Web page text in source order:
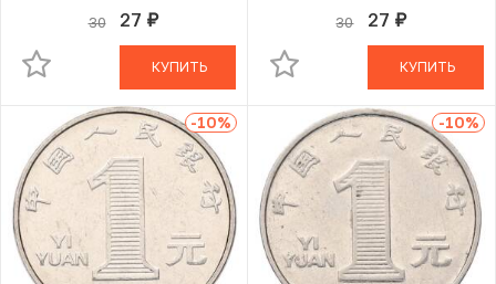
30 27 руб.
В КОРЗИНЕ
КУПИТЬ
30 27 руб.
В КОРЗИНЕ
КУПИТЬ
-10% -10%